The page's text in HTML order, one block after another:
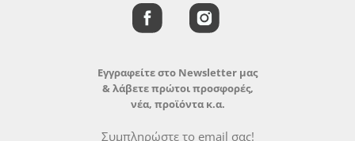
Εγγραφείτε στο Newsletter μας
& λάβετε πρώτοι προσφορές,
νέα, προϊόντα κ.α.